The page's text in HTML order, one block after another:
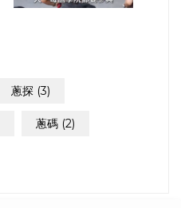
蔥探 (3)
蔥碼 (2)